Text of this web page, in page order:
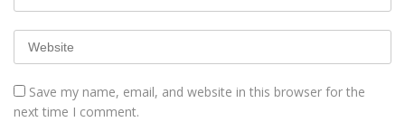
Save my name, email, and website in this browser for the
next time I comment.